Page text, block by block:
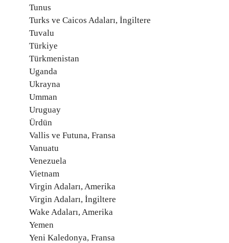
Tunus
Turks ve Caicos Adaları, İngiltere
Tuvalu
Türkiye
Türkmenistan
Uganda
Ukrayna
Umman
Uruguay
Ürdün
Vallis ve Futuna, Fransa
Vanuatu
Venezuela
Vietnam
Virgin Adaları, Amerika
Virgin Adaları, İngiltere
Wake Adaları, Amerika
Yemen
Yeni Kaledonya, Fransa